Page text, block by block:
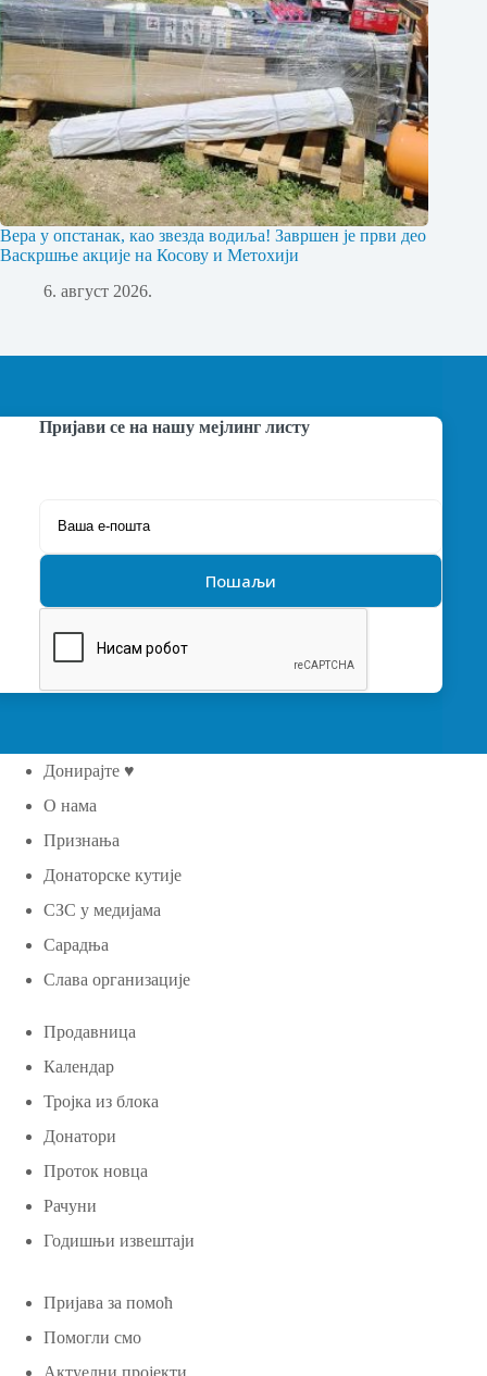
Вера у опстанак, као звезда водиља! Завршен је први део
Васкршње акције на Косову и Метохији
6. август 2026.
Пријави се на нашу мејлинг листу
Донирајте ♥
О нама
Признања
Донаторске кутије
СЗС у медијама
Сарадња
Слава организације
Продавница
Календар
Тројка из блока
Донатори
Проток новца
Рачуни
Годишњи извештаји
Пријава за помоћ
Помогли смо
Актуелни пројекти